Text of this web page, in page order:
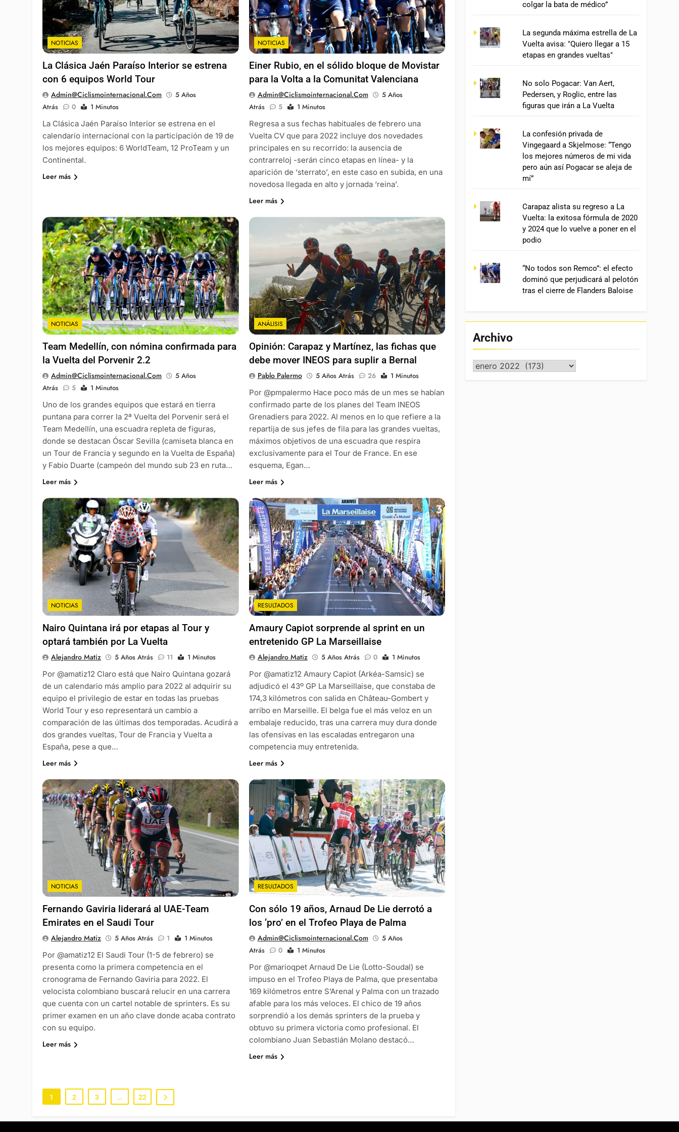
NOTICIAS
La Clásica Jaén Paraíso Interior se estrena
con 6 equipos World Tour
Admin@ciclismointernacional.com
5 Años
Atrás
0
1 Minutos
La Clásica Jaén Paraíso Interior se estrena en el
calendario internacional con la participación de 19 de
los mejores equipos: 6 WorldTeam, 12 ProTeam y un
Continental.
Leer más
NOTICIAS
Einer Rubio, en el sólido bloque de Movistar
para la Volta a la Comunitat Valenciana
Admin@ciclismointernacional.com
5 Años
Atrás
5
1 Minutos
Regresa a sus fechas habituales de febrero una
Vuelta CV que para 2022 incluye dos novedades
principales en su recorrido: la ausencia de
contrarreloj -serán cinco etapas en línea- y la
aparición de ‘sterrato’, en este caso en subida, en una
novedosa llegada en alto y jornada ‘reina’.
Leer más
NOTICIAS
Team Medellín, con nómina confirmada para
la Vuelta del Porvenir 2.2
Admin@ciclismointernacional.com
5 Años
Atrás
5
1 Minutos
Uno de los grandes equipos que estará en tierra
puntana para correr la 2ª Vuelta del Porvenir será el
Team Medellín, una escuadra repleta de figuras,
donde se destacan Óscar Sevilla (camiseta blanca en
un Tour de Francia y segundo en la Vuelta de España)
y Fabio Duarte (campeón del mundo sub 23 en ruta…
Leer más
ANÁLISIS
Opinión: Carapaz y Martínez, las fichas que
debe mover INEOS para suplir a Bernal
Pablo Palermo 5 Años Atrás 26
1 Minutos
Por @pmpalermo Hace poco más de un mes se habían
confirmado parte de los planes del Team INEOS
Grenadiers para 2022. Al menos en lo que refiere a la
repartija de sus jefes de fila para las grandes vueltas,
máximos objetivos de una escuadra que respira
exclusivamente para el Tour de France. En ese
esquema, Egan…
Leer más
NOTICIAS
Nairo Quintana irá por etapas al Tour y
optará también por La Vuelta
Alejandro Matiz 5 Años Atrás 11
1 Minutos
Por @amatiz12 Claro está que Nairo Quintana gozará
de un calendario más amplio para 2022 al adquirir su
equipo el privilegio de estar en todas las pruebas
World Tour y eso representará un cambio a
comparación de las últimas dos temporadas. Acudirá a
dos grandes vueltas, Tour de Francia y Vuelta a
España, pese a que…
Leer más
RESULTADOS
Amaury Capiot sorprende al sprint en un
entretenido GP La Marseillaise
Alejandro Matiz 5 Años Atrás 0
1 Minutos
Por @amatiz12 Amaury Capiot (Arkéa-Samsic) se
adjudicó el 43º GP La Marseillaise, que constaba de
174,3 kilómetros con salida en Château-Gombert y
arribo en Marseille. El belga fue el más veloz en un
embalaje reducido, tras una carrera muy dura donde
las ofensivas en las escaladas entregaron una
competencia muy entretenida.
Leer más
NOTICIAS
Fernando Gaviria liderará al UAE-Team
Emirates en el Saudi Tour
Alejandro Matiz 5 Años Atrás 1
1 Minutos
Por @amatiz12 El Saudi Tour (1-5 de febrero) se
presenta como la primera competencia en el
cronograma de Fernando Gaviria para 2022. El
velocista colombiano buscará relucir en una carrera
que cuenta con un cartel notable de sprinters. Es su
primer examen en un año clave donde acaba contrato
con su equipo.
Leer más
RESULTADOS
Con sólo 19 años, Arnaud De Lie derrotó a
los ‘pro’ en el Trofeo Playa de Palma
Admin@ciclismointernacional.com
5 Años
Atrás
0
1 Minutos
Por @marioqpet Arnaud De Lie (Lotto-Soudal) se
impuso en el Trofeo Playa de Palma, que presentaba
169 kilómetros entre S’Arenal y Palma con un trazado
afable para los más veloces. El chico de 19 años
sorprendió a los demás sprinters de la prueba y
obtuvo su primera victoria como profesional. El
colombiano Juan Sebastián Molano destacó…
Leer más
1 2 3 … 22
colgar la bata de médico”
La segunda máxima estrella de La
Vuelta avisa: "Quiero llegar a 15
etapas en grandes vueltas"
No solo Pogacar: Van Aert,
Pedersen, y Roglic, entre las
figuras que irán a La Vuelta
La confesión privada de
Vingegaard a Skjelmose: “Tengo
los mejores números de mi vida
pero aún así Pogacar se aleja de
mí”
Carapaz alista su regreso a La
Vuelta: la exitosa fórmula de 2020
y 2024 que lo vuelve a poner en el
podio
“No todos son Remco”: el efecto
dominó que perjudicará al pelotón
tras el cierre de Flanders Baloise
Archivo
Archivo